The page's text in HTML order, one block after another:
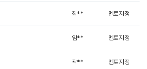
최** 멘토지정
임** 멘토지정
곽** 멘토지정